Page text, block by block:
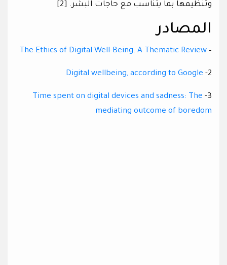
وتنظيمها بما يتناسب مع حاجات البشر. [2]
المصادر
–
The Ethics of Digital Well-Being: A Thematic Review
2-
Digital wellbeing, according to Google
3-
Time spent on digital devices and sadness: The
mediating outcome of boredom